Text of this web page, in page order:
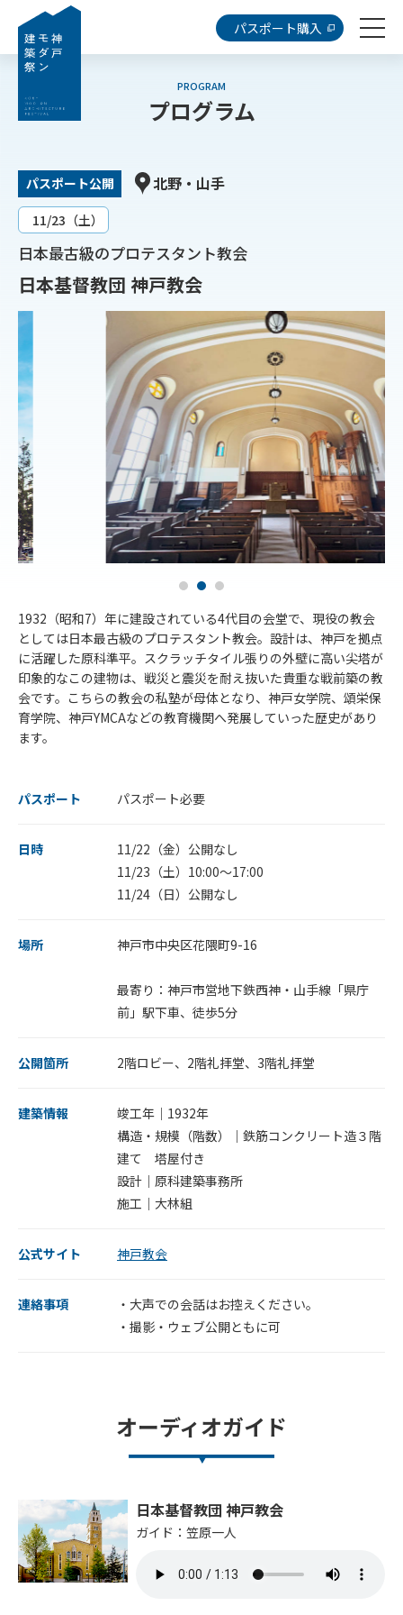
パスポート購入
PROGRAM
プログラム
パスポート公開 北野・山手
11/23（土）
日本最古級のプロテスタント教会
日本基督教団 神戸教会
1932（昭和7）年に建設されている4代目の会堂で、現役の教会
としては日本最古級のプロテスタント教会。設計は、神戸を拠点
に活躍した原科準平。スクラッチタイル張りの外壁に高い尖塔が
印象的なこの建物は、戦災と震災を耐え抜いた貴重な戦前築の教
会です。こちらの教会の私塾が母体となり、神戸女学院、頌栄保
育学院、神戸YMCAなどの教育機関へ発展していった歴史があり
ます。
パスポート パスポート必要
日時
11/22（金）公開なし
11/23（土）10:00～17:00
11/24（日）公開なし
場所 神戸市中央区花隈町9-16
最寄り：神戸市営地下鉄西神・山手線「県庁
前」駅下車、徒歩5分
公開箇所 2階ロビー、2階礼拝堂、3階礼拝堂
建築情報
竣工年｜1932年
構造・規模（階数）｜鉄筋コンクリート造３階
建て 塔屋付き
設計｜原科建築事務所
施工｜大林組
公式サイト 神戸教会
連絡事項
・大声での会話はお控えください。
・撮影・ウェブ公開ともに可
オーディオガイド
日本基督教団 神戸教会
ガイド：笠原一人